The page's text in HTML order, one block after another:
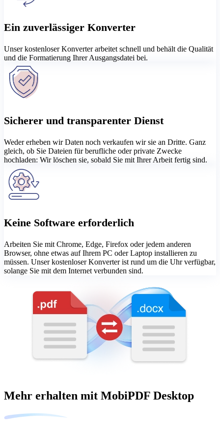
Ein zuverlässiger Konverter
Unser kostenloser Konverter arbeitet schnell und behält die Qualität
und die Formatierung Ihrer Ausgangsdatei bei.
Sicherer und transparenter Dienst
Weder erheben wir Daten noch verkaufen wir sie an Dritte. Ganz
gleich, ob Sie Dateien für berufliche oder private Zwecke
hochladen: Wir löschen sie, sobald Sie mit Ihrer Arbeit fertig sind.
Keine Software erforderlich
Arbeiten Sie mit Chrome, Edge, Firefox oder jedem anderen
Browser, ohne etwas auf Ihrem PC oder Laptop installieren zu
müssen. Unser kostenloser Konverter ist rund um die Uhr verfügbar,
solange Sie mit dem Internet verbunden sind.
Mehr erhalten mit MobiPDF Desktop